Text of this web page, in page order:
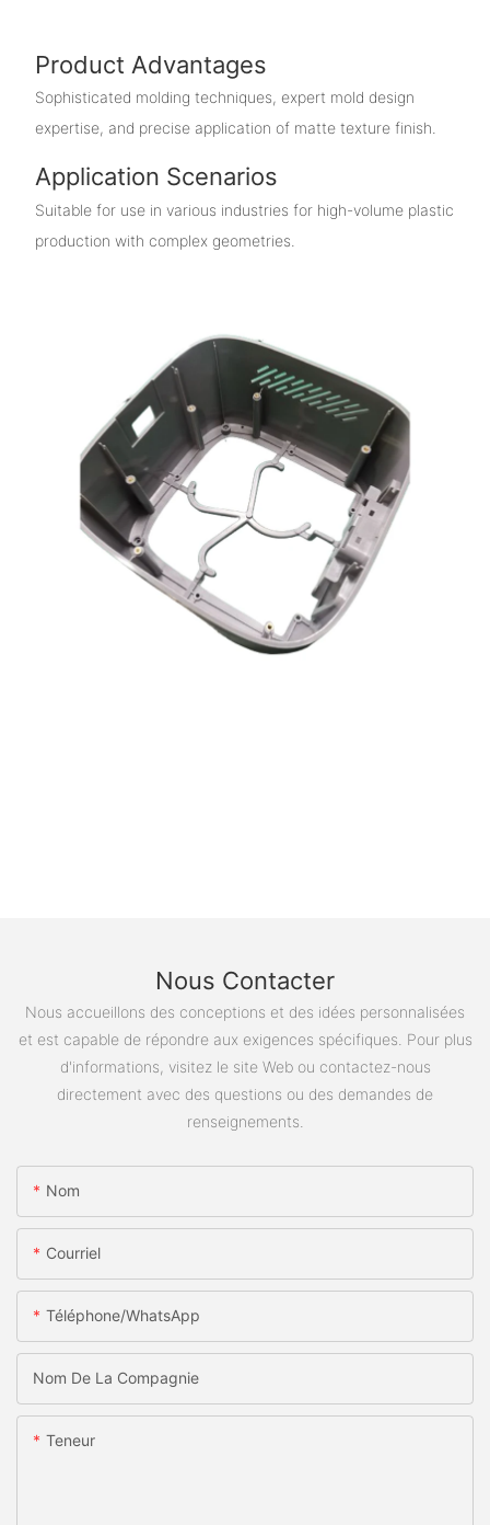
Product Advantages
Sophisticated molding techniques, expert mold design
expertise, and precise application of matte texture finish.
Application Scenarios
Suitable for use in various industries for high-volume plastic
production with complex geometries.
Nous Contacter
Nous accueillons des conceptions et des idées personnalisées
et est capable de répondre aux exigences spécifiques. Pour plus
d'informations, visitez le site Web ou contactez-nous
directement avec des questions ou des demandes de
renseignements.
Nom
Courriel
Téléphone/WhatsApp
Nom De La Compagnie
Teneur